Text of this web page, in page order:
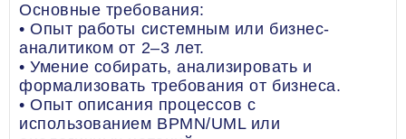
Основные требования:
• Опыт работы системным или бизнес-
аналитиком от 2–3 лет.
• Умение собирать, анализировать и
формализовать требования от бизнеса.
• Опыт описания процессов с
использованием BPMN/UML или